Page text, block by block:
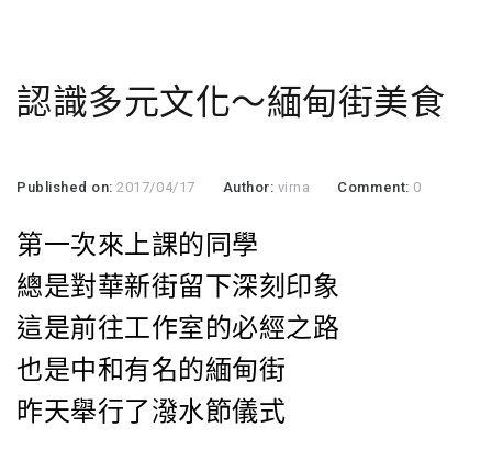
認識多元文化～緬甸街美食
Published on:2017/04/17 Author: virna Comment: 0
第一次來上課的同學
總是對華新街留下深刻印象
這是前往工作室的必經之路
也是中和有名的緬甸街
昨天舉行了潑水節儀式